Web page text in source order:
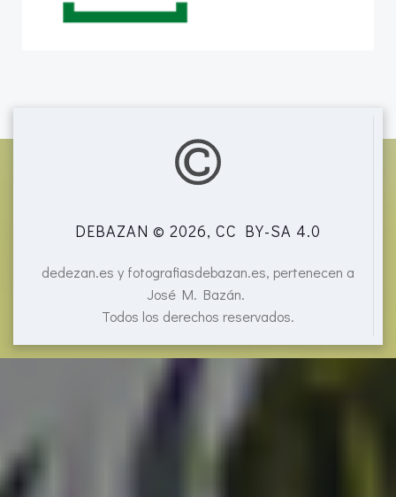
DEBAZAN © 2026, CC BY-SA 4.0
dedezan.es y fotografiasdebazan.es, pertenecen a
José M. Bazán.
Todos los derechos reservados.